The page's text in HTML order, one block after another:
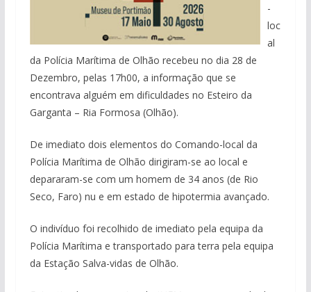
-
loc
al
da Polícia Marítima de Olhão recebeu no dia 28 de
Dezembro, pelas 17h00, a informação que se
encontrava alguém em dificuldades no Esteiro da
Garganta – Ria Formosa (Olhão).
De imediato dois elementos do Comando-local da
Polícia Marítima de Olhão dirigiram-se ao local e
depararam-se com um homem de 34 anos (de Rio
Seco, Faro) nu e em estado de hipotermia avançado.
O indivíduo foi recolhido de imediato pela equipa da
Polícia Marítima e transportado para terra pela equipa
da Estação Salva-vidas de Olhão.